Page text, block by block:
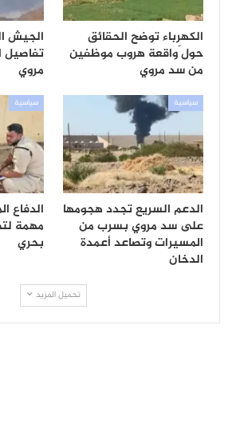
الكهرباء توضح الحقائق
حول َواقعة هروب موظفين
من سد مروي
الجيش
مروي
سياسية
الدعم السريع تجدد هجومها
على سد مروي بسرب من
المسيرات وتصاعد أعمدة
الدخان
سياسية
الدفاع
مهمة
بحري
تحميل المزيد